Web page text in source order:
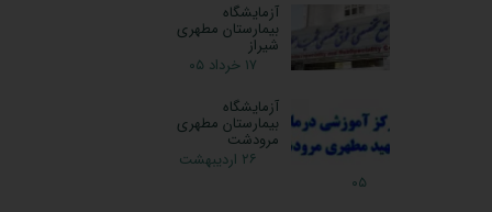
آزمایشگاه
بیمارستان مطهری
شیراز
۱۷ خرداد ۰۵
آزمایشگاه
بیمارستان مطهری
مرودشت
۲۶ اردیبهشت
۰۵